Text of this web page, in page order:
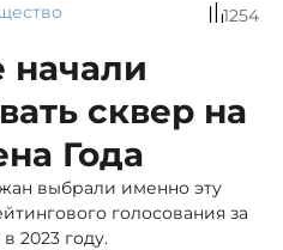
1254
начали
сквер на
Года
выбрали именно эту
голосования за
2023 году.